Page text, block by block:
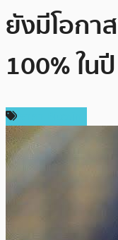
ยังมีโอกา
100% ใน